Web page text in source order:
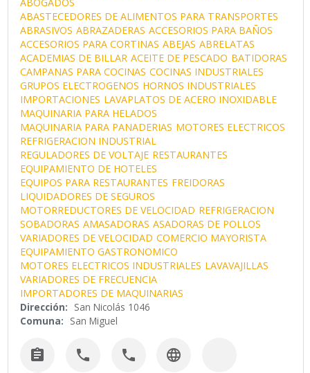
ABASTECEDORES DE ALIMENTOS PARA TRANSPORTES
ABRASIVOS ABRAZADERAS ACCESORIOS PARA BAÑOS
ACCESORIOS PARA CORTINAS ABEJAS ABRELATAS
ACADEMIAS DE BILLAR ACEITE DE PESCADO BATIDORAS
CAMPANAS PARA COCINAS COCINAS INDUSTRIALES
GRUPOS ELECTROGENOS HORNOS INDUSTRIALES
IMPORTACIONES LAVAPLATOS DE ACERO INOXIDABLE
MAQUINARIA PARA HELADOS
MAQUINARIA PARA PANADERIAS MOTORES ELECTRICOS
REFRIGERACION INDUSTRIAL
REGULADORES DE VOLTAJE RESTAURANTES
EQUIPAMIENTO DE HOTELES
EQUIPOS PARA RESTAURANTES FREIDORAS
LIQUIDADORES DE SEGUROS
MOTORREDUCTORES DE VELOCIDAD REFRIGERACION
SOBADORAS AMASADORAS ASADORAS DE POLLOS
VARIADORES DE VELOCIDAD COMERCIO MAYORISTA
EQUIPAMIENTO GASTRONOMICO
MOTORES ELECTRICOS INDUSTRIALES LAVAVAJILLAS
VARIADORES DE FRECUENCIA
IMPORTADORES DE MAQUINARIAS
Dirección: San Nicolás 1046
Comuna: San Miguel
   